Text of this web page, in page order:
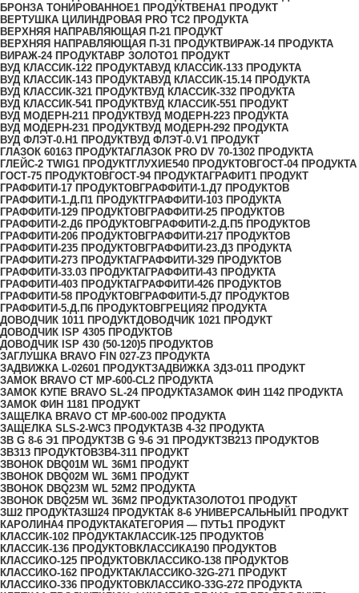
БРОНЗА ТОНИРОВАННОЕ1 ПРОДУКТВЕНА1 ПРОДУКТ
ВЕРТУШКА ЦИЛИНДРОВАЯ PRO TC2 ПРОДУКТА
ВЕРХНЯЯ НАПРАВЛЯЮЩАЯ П-21 ПРОДУКТ
ВЕРХНЯЯ НАПРАВЛЯЮЩАЯ П-31 ПРОДУКТВИРАЖ-14 ПРОДУКТА
ВИРАЖ-24 ПРОДУКТАВР ЗОЛОТО1 ПРОДУКТ
ВУД КЛАССИК-122 ПРОДУКТАВУД КЛАССИК-133 ПРОДУКТА
ВУД КЛАССИК-143 ПРОДУКТАВУД КЛАССИК-15.14 ПРОДУКТА
ВУД КЛАССИК-321 ПРОДУКТВУД КЛАССИК-332 ПРОДУКТА
ВУД КЛАССИК-541 ПРОДУКТВУД КЛАССИК-551 ПРОДУКТ
ВУД МОДЕРН-211 ПРОДУКТВУД МОДЕРН-223 ПРОДУКТА
ВУД МОДЕРН-231 ПРОДУКТВУД МОДЕРН-292 ПРОДУКТА
ВУД ФЛЭТ-0.H1 ПРОДУКТВУД ФЛЭТ-0.V1 ПРОДУКТ
ГЛАЗОК 60163 ПРОДУКТАГЛАЗОК PRO DV 70-1302 ПРОДУКТА
ГЛЕЙС-2 TWIG1 ПРОДУКТГЛУХИЕ540 ПРОДУКТОВГОСТ-04 ПРОДУКТА
ГОСТ-75 ПРОДУКТОВГОСТ-94 ПРОДУКТАГРАФИТ1 ПРОДУКТ
ГРАФФИТИ-17 ПРОДУКТОВГРАФФИТИ-1.Д7 ПРОДУКТОВ
ГРАФФИТИ-1.Д.П1 ПРОДУКТГРАФФИТИ-103 ПРОДУКТА
ГРАФФИТИ-129 ПРОДУКТОВГРАФФИТИ-25 ПРОДУКТОВ
ГРАФФИТИ-2.Д6 ПРОДУКТОВГРАФФИТИ-2.Д.П5 ПРОДУКТОВ
ГРАФФИТИ-206 ПРОДУКТОВГРАФФИТИ-217 ПРОДУКТОВ
ГРАФФИТИ-235 ПРОДУКТОВГРАФФИТИ-23.Д3 ПРОДУКТА
ГРАФФИТИ-273 ПРОДУКТАГРАФФИТИ-329 ПРОДУКТОВ
ГРАФФИТИ-33.03 ПРОДУКТАГРАФФИТИ-43 ПРОДУКТА
ГРАФФИТИ-403 ПРОДУКТАГРАФФИТИ-426 ПРОДУКТОВ
ГРАФФИТИ-58 ПРОДУКТОВГРАФФИТИ-5.Д7 ПРОДУКТОВ
ГРАФФИТИ-5.Д.П6 ПРОДУКТОВГРЕЦИЯ2 ПРОДУКТА
ДОВОДЧИК 1011 ПРОДУКТДОВОДЧИК 1021 ПРОДУКТ
ДОВОДЧИК ISP 4305 ПРОДУКТОВ
ДОВОДЧИК ISP 430 (50-120)5 ПРОДУКТОВ
ЗАГЛУШКА BRAVO FIN 027-Z3 ПРОДУКТА
ЗАДВИЖКА L-02601 ПРОДУКТЗАДВИЖКА ЗДЗ-011 ПРОДУКТ
ЗАМОК BRAVO СТ MP-600-CL2 ПРОДУКТА
ЗАМОК КУПЕ BRAVO SL-24 ПРОДУКТАЗАМОК ФИН 1142 ПРОДУКТА
ЗАМОК ФИН 1181 ПРОДУКТ
ЗАЩЕЛКА BRAVO СТ MP-600-002 ПРОДУКТА
ЗАЩЕЛКА SLS-2-WC3 ПРОДУКТАЗВ 4-32 ПРОДУКТА
ЗВ G 8-6 Э1 ПРОДУКТЗВ G 9-6 Э1 ПРОДУКТЗВ213 ПРОДУКТОВ
ЗВ313 ПРОДУКТОВЗВ4-311 ПРОДУКТ
ЗВОНОК DBQ01M WL 36M1 ПРОДУКТ
ЗВОНОК DBQ02M WL 36M1 ПРОДУКТ
ЗВОНОК DBQ23M WL 52M2 ПРОДУКТА
ЗВОНОК DBQ25M WL 36M2 ПРОДУКТАЗОЛОТО1 ПРОДУКТ
ЗШ2 ПРОДУКТАЗШ24 ПРОДУКТАК 8-6 УНИВЕРСАЛЬНЫЙ1 ПРОДУКТ
КАРОЛИНА4 ПРОДУКТАКАТЕГОРИЯ — ПУТЬ1 ПРОДУКТ
КЛАССИК-102 ПРОДУКТАКЛАССИК-125 ПРОДУКТОВ
КЛАССИК-136 ПРОДУКТОВКЛАССИКА190 ПРОДУКТОВ
КЛАССИКО-125 ПРОДУКТОВКЛАССИКО-138 ПРОДУКТОВ
КЛАССИКО-162 ПРОДУКТАКЛАССИКО-32G-271 ПРОДУКТ
КЛАССИКО-336 ПРОДУКТОВКЛАССИКО-33G-272 ПРОДУКТА